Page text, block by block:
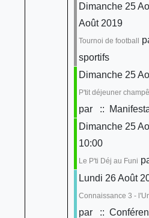
Dimanche 25
Août 2019
Tournoi de football
sportifs
Dimanche 25
P'tit déjeuner
par
::
Dimanche 25
10:00
Le P'ti Déj au Funi
Lundi 26 Août
Connaissance 3 -
par
::